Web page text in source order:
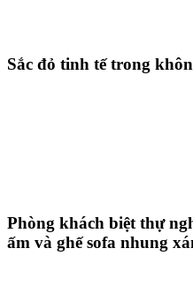
Sắc đỏ tinh tế trong
Phòng khách biệt thự
ấm và ghế sofa nhung